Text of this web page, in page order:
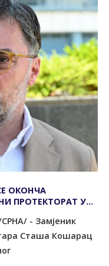
ОКОНЧА
ПРОТЕКТОРАТ У
- Замјеник
Сташа Кошарац